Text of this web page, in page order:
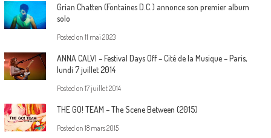
Grian Chatten (Fontaines D.C.) annonce son premier album
solo
Posted on 11 mai 2023
ANNA CALVI – Festival Days Off – Cité de la Musique – Paris,
lundi 7 juillet 2014
Posted on 17 juillet 2014
THE GO! TEAM – The Scene Between (2015)
Posted on 18 mars 2015